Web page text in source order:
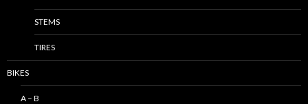
STEMS
TIRES
BIKES
A – B